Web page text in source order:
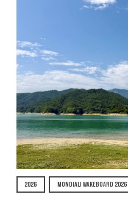
2026 MONDIALI WAKEBOARD 2026